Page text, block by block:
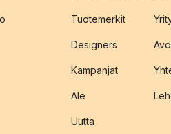
Tuotemerkit
Designers
Kampanjat
Ale
Uutta